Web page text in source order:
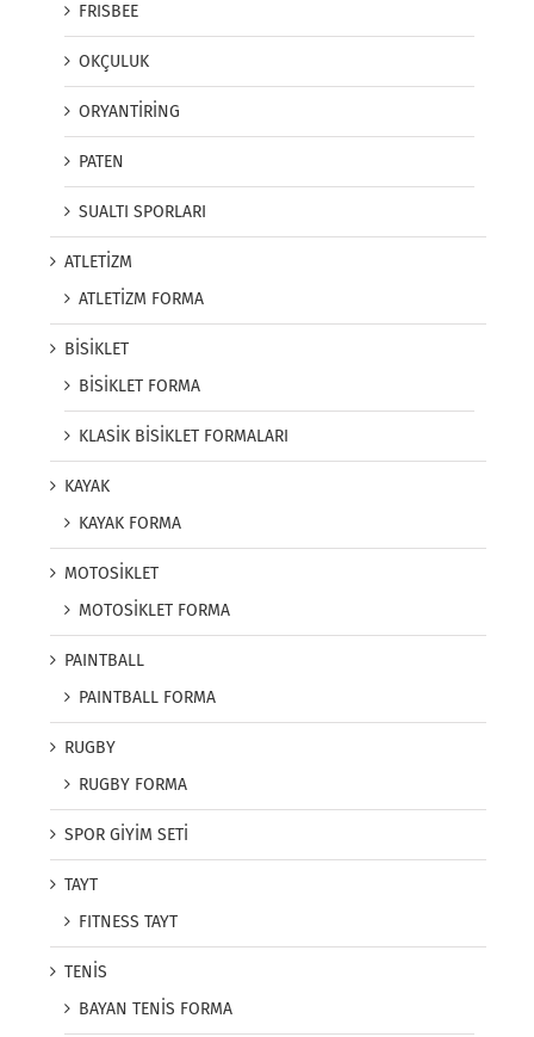
FRISBEE
OKÇULUK
ORYANTİRİNG
PATEN
SUALTI SPORLARI
ATLETİZM
ATLETİZM FORMA
BİSİKLET
BİSİKLET FORMA
KLASİK BİSİKLET FORMALARI
KAYAK
KAYAK FORMA
MOTOSİKLET
MOTOSİKLET FORMA
PAINTBALL
PAINTBALL FORMA
RUGBY
RUGBY FORMA
SPOR GİYİM SETİ
TAYT
FITNESS TAYT
TENİS
BAYAN TENİS FORMA